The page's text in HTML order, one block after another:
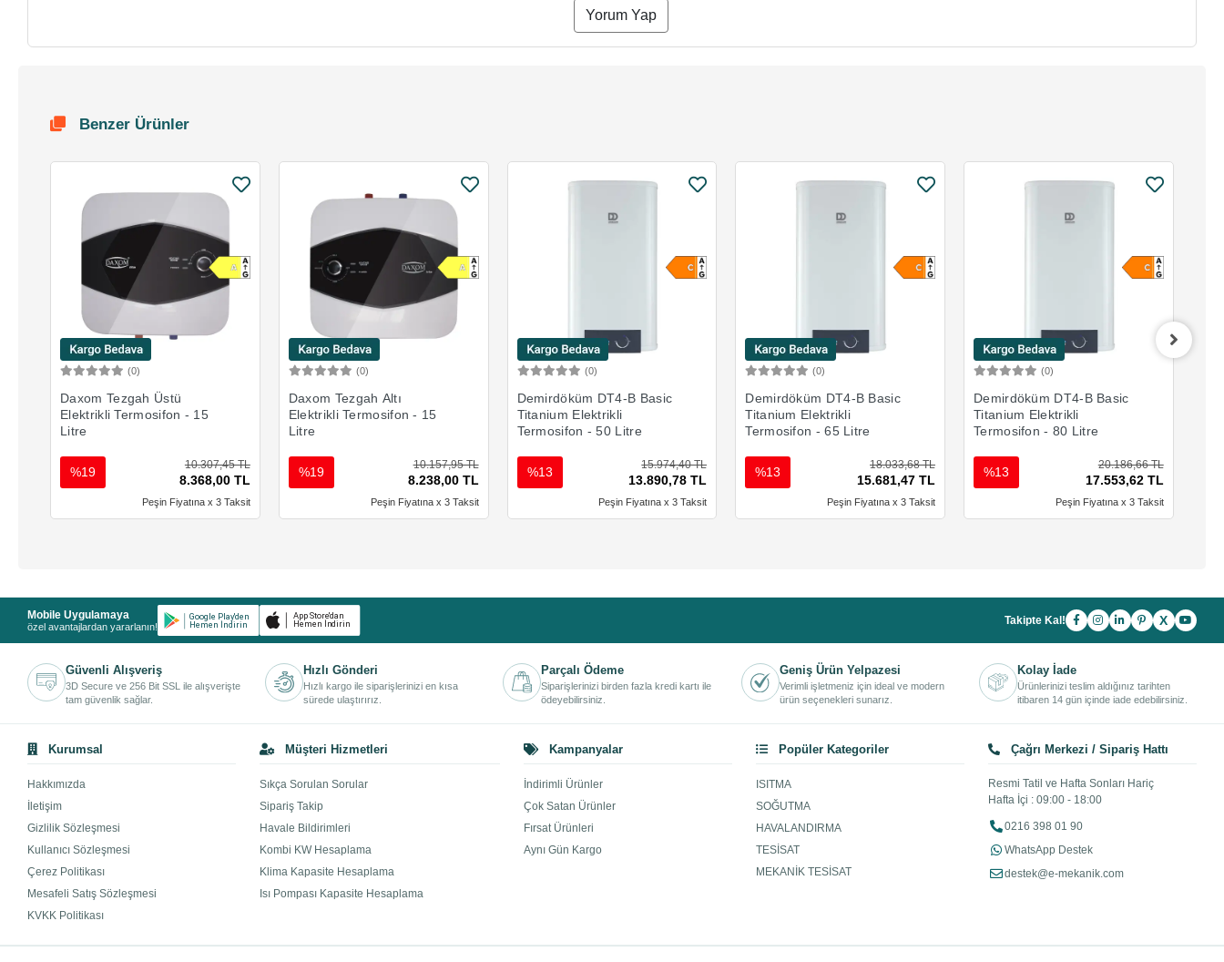
Yorum Yap
Benzer Ürünler
(0)
Daxom Tezgah Üstü
Elektrikli Termosifon - 15
Litre
10.307,45 TL
8.368,00 TL
%19
Peşin Fiyatına x 3 Taksit
(0)
Daxom Tezgah Altı
Elektrikli Termosifon - 15
Litre
10.157,95 TL
8.238,00 TL
%19
Peşin Fiyatına x 3 Taksit
(0)
Demirdöküm DT4-B Basic
Titanium Elektrikli
Termosifon - 50 Litre
15.974,40 TL
13.890,78 TL
%13
Peşin Fiyatına x 3 Taksit
(0)
Demirdöküm DT4-B Basic
Titanium Elektrikli
Termosifon - 65 Litre
18.033,68 TL
15.681,47 TL
%13
Peşin Fiyatına x 3 Taksit
(0)
Demirdöküm DT4-B Basic
Titanium Elektrikli
Termosifon - 80 Litre
20.186,66 TL
17.553,62 TL
%13
Peşin Fiyatına x 3 Taksit
Mobile Uygulamaya
özel avantajlardan yararlanın! Takipte Kal! X
Güvenli Alışveriş
3D Secure ve 256 Bit SSL ile alışverişte
tam güvenlik sağlar.
Hızlı Gönderi
Hızlı kargo ile siparişlerinizi en kısa
sürede ulaştırırız.
Parçalı Ödeme
Siparişlerinizi birden fazla kredi kartı ile
ödeyebilirsiniz.
Geniş Ürün Yelpazesi
Verimli işletmeniz için ideal ve modern
ürün seçenekleri sunarız.
Kolay İade
Ürünlerinizi teslim aldığınız tarihten
itibaren 14 gün içinde iade edebilirsiniz.
Kurumsal
Hakkımızda
İletişim
Gizlilik Sözleşmesi
Kullanıcı Sözleşmesi
Çerez Politikası
Mesafeli Satış Sözleşmesi
KVKK Politikası
Müşteri Hizmetleri
Sıkça Sorulan Sorular
Sipariş Takip
Havale Bildirimleri
Kombi KW Hesaplama
Klima Kapasite Hesaplama
Isı Pompası Kapasite Hesaplama
Kampanyalar
İndirimli Ürünler
Çok Satan Ürünler
Fırsat Ürünleri
Aynı Gün Kargo
Popüler Kategoriler
ISITMA
SOĞUTMA
HAVALANDIRMA
TESİSAT
MEKANİK TESİSAT
Çağrı Merkezi / Sipariş Hattı
Resmi Tatil ve Hafta Sonları Hariç
Hafta İçi : 09:00 - 18:00
0216 398 01 90
WhatsApp Destek
destek@e-mekanik.com